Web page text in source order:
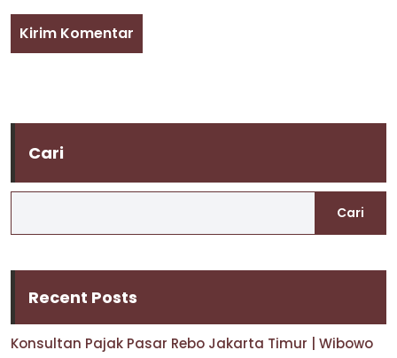
Cari
Cari
Recent Posts
Konsultan Pajak Pasar Rebo Jakarta Timur | Wibowo